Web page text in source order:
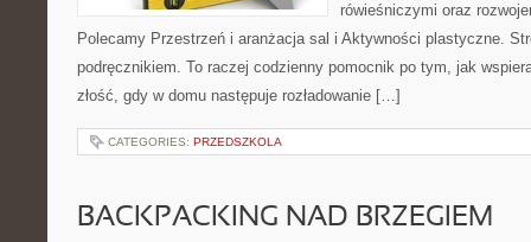
rówieśniczymi oraz
Polecamy Przestrzeń i aranżacja sal i Aktywności plastyczne.
podręcznikiem. To raczej codzienny pomocnik po tym, jak
złość, gdy w domu następuje rozładowanie […]
CATEGORIES: PRZEDSZKOLA
BACKPACKING NAD BRZEGIEM